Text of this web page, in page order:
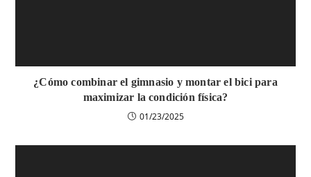
¿Cómo combinar el gimnasio y montar el bici para
maximizar la condición física?
01/23/2025